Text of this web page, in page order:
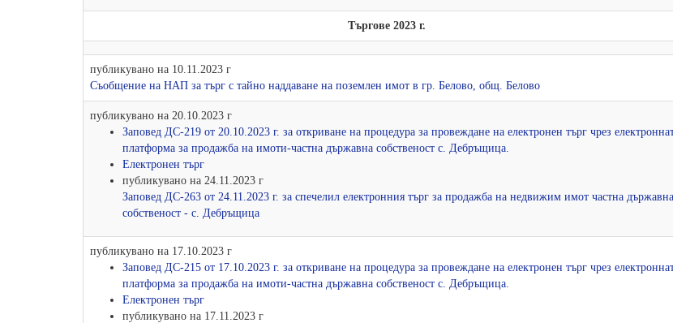
Търгове 2023 г.
публикувано на 10.11.2023 г
Съобщение на НАП за търг с тайно наддаване на поземлен имот в гр. Белово, общ. Белово
публикувано на 20.10.2023 г
Заповед ДС-219 от 20.10.2023 г. за откриване на процедура за провеждане на електронен търг чрез
платформа за продажба на имоти-частна държавна собственост с. Дебръщица.
Електронен търг
публикувано на 24.11.2023 г
Заповед ДС-263 от 24.11.2023 г. за спечелил електронния търг за продажба на недвижим имот частна държавна
собственост - с. Дебръщица
публикувано на 17.10.2023 г
Заповед ДС-215 от 17.10.2023 г. за откриване на процедура за провеждане на електронен търг чрез
платформа за продажба на имоти-частна държавна собственост с. Дебръщица.
Електронен търг
публикувано на 17.11.2023 г